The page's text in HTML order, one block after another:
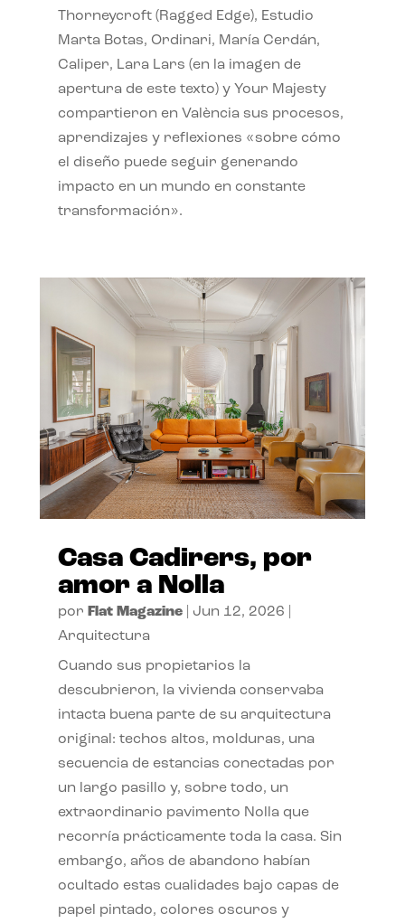
Thorneycroft (Ragged Edge), Estudio
Marta Botas, Ordinari, María Cerdán,
Caliper, Lara Lars (en la imagen de
apertura de este texto) y Your Majesty
compartieron en València sus procesos,
aprendizajes y reflexiones «sobre cómo
el diseño puede seguir generando
impacto en un mundo en constante
transformación».
Casa Cadirers, por
amor a Nolla
por Flat Magazine| Jun 12, 2026
Arquitectura
Cuando sus propietarios la
descubrieron, la vivienda conservaba
intacta buena parte de su arquitectura
original: techos altos, molduras, una
secuencia de estancias conectadas por
un largo pasillo y, sobre todo, un
extraordinario pavimento Nolla que
recorría prácticamente toda la casa. Sin
embargo, años de abandono habían
ocultado estas cualidades bajo capas de
papel pintado, colores oscuros y